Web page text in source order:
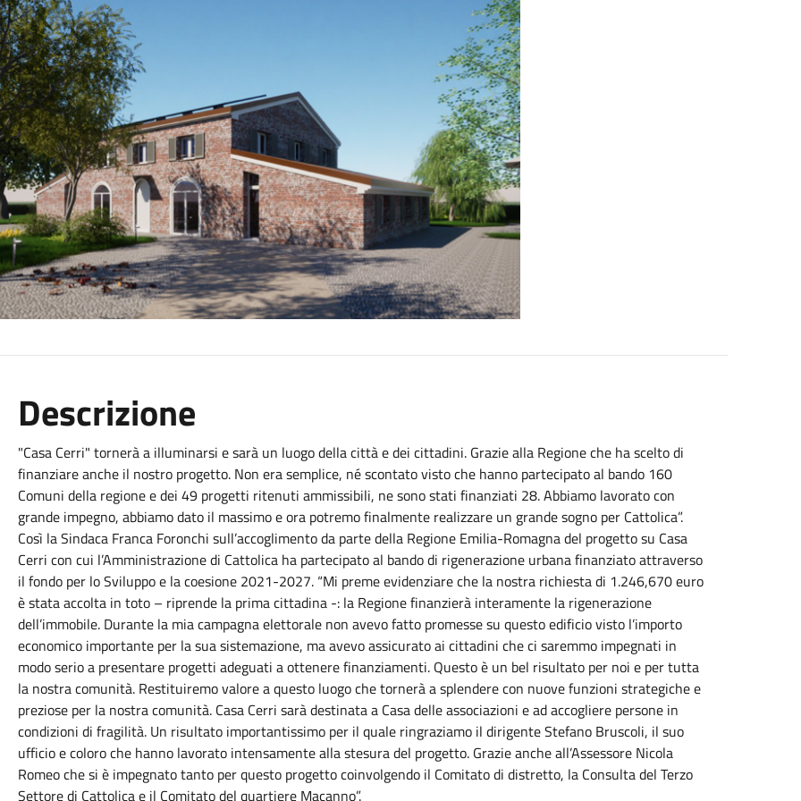
Descrizione
"Casa Cerri" tornerà a illuminarsi e sarà un luogo della città e dei cittadini. Grazie alla Regione che ha scelto di
finanziare anche il nostro progetto. Non era semplice, né scontato visto che hanno partecipato al bando 160
Comuni della regione e dei 49 progetti ritenuti ammissibili, ne sono stati finanziati 28. Abbiamo lavorato con
grande impegno, abbiamo dato il massimo e ora potremo finalmente realizzare un grande sogno per Cattolica”.
Così la Sindaca Franca Foronchi sull’accoglimento da parte della Regione Emilia-Romagna del progetto su Casa
Cerri con cui l’Amministrazione di Cattolica ha partecipato al bando di rigenerazione urbana finanziato attraverso
il fondo per lo Sviluppo e la coesione 2021-2027. “Mi preme evidenziare che la nostra richiesta di 1.246,670 euro
è stata accolta in toto – riprende la prima cittadina -: la Regione finanzierà interamente la rigenerazione
dell’immobile. Durante la mia campagna elettorale non avevo fatto promesse su questo edificio visto l’importo
economico importante per la sua sistemazione, ma avevo assicurato ai cittadini che ci saremmo impegnati in
modo serio a presentare progetti adeguati a ottenere finanziamenti. Questo è un bel risultato per noi e per tutta
la nostra comunità. Restituiremo valore a questo luogo che tornerà a splendere con nuove funzioni strategiche e
preziose per la nostra comunità. Casa Cerri sarà destinata a Casa delle associazioni e ad accogliere persone in
condizioni di fragilità. Un risultato importantissimo per il quale ringraziamo il dirigente Stefano Bruscoli, il suo
ufficio e coloro che hanno lavorato intensamente alla stesura del progetto. Grazie anche all’Assessore Nicola
Romeo che si è impegnato tanto per questo progetto coinvolgendo il Comitato di distretto, la Consulta del Terzo
Settore di Cattolica e il Comitato del quartiere Macanno”.